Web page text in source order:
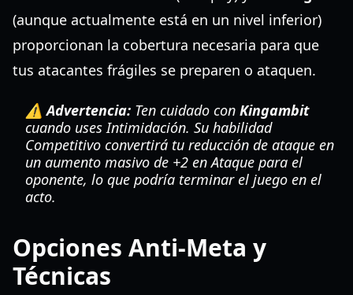
(aunque actualmente está en un nivel inferior)
proporcionan la cobertura necesaria para que
tus atacantes frágiles se preparen o ataquen.
⚠️ Advertencia: Ten cuidado con Kingambit
cuando uses Intimidación. Su habilidad
Competitivo convertirá tu reducción de ataque en
un aumento masivo de +2 en Ataque para el
oponente, lo que podría terminar el juego en el
acto.
Opciones Anti-Meta y
Técnicas